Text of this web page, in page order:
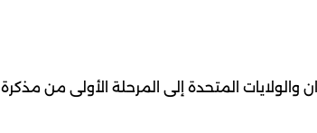
والولايات المتحدة إلى المرحلة الأولى من